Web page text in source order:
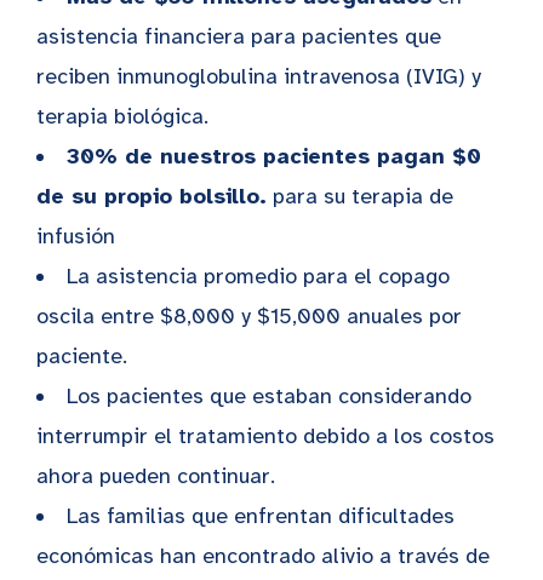
asistencia financiera para pacientes que
reciben inmunoglobulina intravenosa (IVIG) y
terapia biológica.
30% de nuestros pacientes pagan $0
de su propio bolsillo. para su terapia de
infusión
La asistencia promedio para el copago
oscila entre $8,000 y $15,000 anuales por
paciente.
Los pacientes que estaban considerando
interrumpir el tratamiento debido a los costos
ahora pueden continuar.
Las familias que enfrentan dificultades
económicas han encontrado alivio a través de